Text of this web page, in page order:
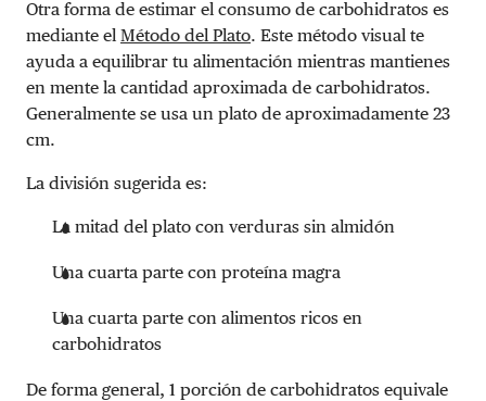
Otra forma de estimar el consumo de carbohidratos es
mediante el Método del Plato. Este método visual te
ayuda a equilibrar tu alimentación mientras mantienes
en mente la cantidad aproximada de carbohidratos.
Generalmente se usa un plato de aproximadamente 23
cm.
La división sugerida es:
La mitad del plato con verduras sin almidón
Una cuarta parte con proteína magra
Una cuarta parte con alimentos ricos en
carbohidratos
De forma general, 1 porción de carbohidratos equivale